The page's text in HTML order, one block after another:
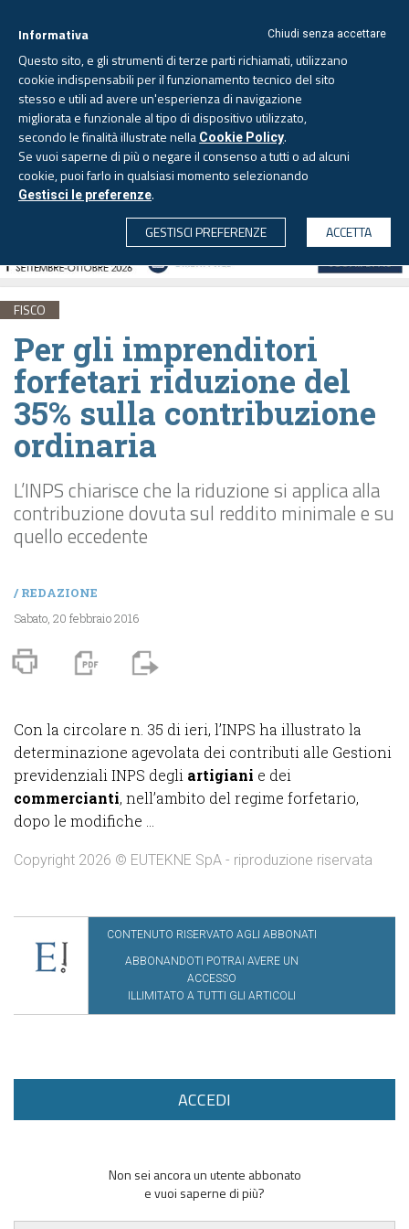
CERCA
Venerdì, 7 agosto 2026 - Aggiornato alle 6.00
FISCO
Per gli imprenditori
forfetari riduzione del
35% sulla contribuzione
ordinaria
L’INPS chiarisce che la riduzione si applica alla
contribuzione dovuta sul reddito minimale e su
quello eccedente
/REDAZIONE
Sabato, 20 febbraio 2016
Con la circolare n. 35 di ieri, l’INPS ha illustrato la
determinazione agevolata dei contributi alle Gestioni
previdenziali INPS degli artigiani e dei
commercianti, nell’ambito del regime forfetario,
dopo le modifiche ...
Copyright 2026 © EUTEKNE SpA - riproduzione riservata
CONTENUTO RISERVATO AGLI ABBONATI
ABBONANDOTI POTRAI AVERE UN
ACCESSO
ILLIMITATO A TUTTI GLI ARTICOLI
ACCEDI
Non sei ancora un utente abbonato
e vuoi saperne di più?
Chiudi senza accettare
Informativa
Questo sito, e gli strumenti di terze parti richiamati, utilizzano
cookie indispensabili per il funzionamento tecnico del sito
stesso e utili ad avere un'esperienza di navigazione
migliorata e funzionale al tipo di dispositivo utilizzato,
secondo le finalità illustrate nella Cookie Policy.
Se vuoi saperne di più o negare il consenso a tutti o ad alcuni
cookie, puoi farlo in qualsiasi momento selezionando
Gestisci le preferenze.
GESTISCI PREFERENZE
ACCETTA